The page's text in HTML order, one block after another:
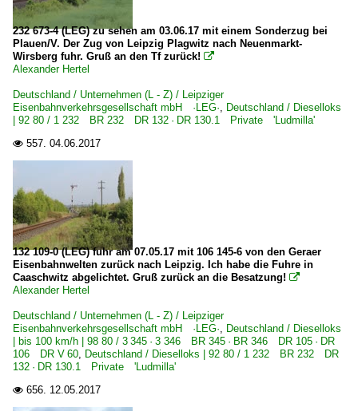
232 673-4 (LEG) zu sehen am 03.06.17 mit einem Sonderzug bei
Plauen/V. Der Zug von Leipzig Plagwitz nach Neuenmarkt-
Wirsberg fuhr. Gruß an den Tf zurück! 
Alexander Hertel
Deutschland / Unternehmen (L - Z) / Leipziger
Eisenbahnverkehrsgesellschaft mbH ·LEG·, Deutschland / Dieselloks
| 92 80 / 1 232 BR 232 DR 132 · DR 130.1 Private 'Ludmilla'
 557. 04.06.2017
132 109-0 (LEG) fuhr am 07.05.17 mit 106 145-6 von den Geraer
Eisenbahnwelten zurück nach Leipzig. Ich habe die Fuhre in
Caaschwitz abgelichtet. Gruß zurück an die Besatzung! 
Alexander Hertel
Deutschland / Unternehmen (L - Z) / Leipziger
Eisenbahnverkehrsgesellschaft mbH ·LEG·, Deutschland / Dieselloks
| bis 100 km/h | 98 80 / 3 345 · 3 346 BR 345 · BR 346 DR 105 · DR
106 DR V 60, Deutschland / Dieselloks | 92 80 / 1 232 BR 232 DR
132 · DR 130.1 Private 'Ludmilla'
 656. 12.05.2017